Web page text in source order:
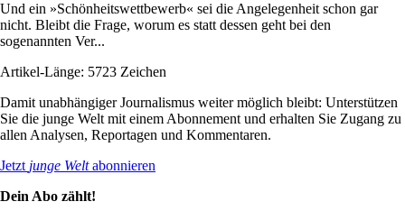
Und ein »Schönheitswettbewerb« sei die Angelegenheit schon gar
nicht. Bleibt die Frage, worum es statt dessen geht bei den
sogenannten Ver...
Artikel-Länge: 5723 Zeichen
Damit unabhängiger Journalismus weiter möglich bleibt: Unterstützen
Sie die junge Welt mit einem Abonnement und erhalten Sie Zugang zu
allen Analysen, Reportagen und Kommentaren.
Jetzt junge Weltabonnieren
Dein Abo zählt!